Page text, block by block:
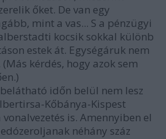
őket. De van egy
mint a vas... S a pénzügyi
kocsik sokkal különb
estek át. Egységáruk nem
kérdés, hogy azok sem
időn belül nem lesz
Kőbánya-Kispest
is. Amennyiben el
néhány száz